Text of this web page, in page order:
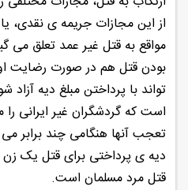
از این مجازات جریمه ی نقدی،
مواقع به قتل غیر عمد تعلق می
بودن قتل هم در صورت رضایت
تواند با پرداختن مبلغ دیه آزاد
است که گردشگران غیر ایرانی
تعجب آنها هنگامی چند برابر
دیه ی پرداختی برای قتل یک زن
قتل مرد مسلمان است.